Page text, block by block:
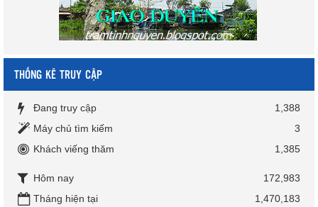
THỐNG KÊ TRUY CẬP
Đang truy cập
1,388
Máy chủ tìm kiếm
3
Khách viếng thăm
1,385
Hôm nay
172,983
Tháng hiện tại
1,470,183